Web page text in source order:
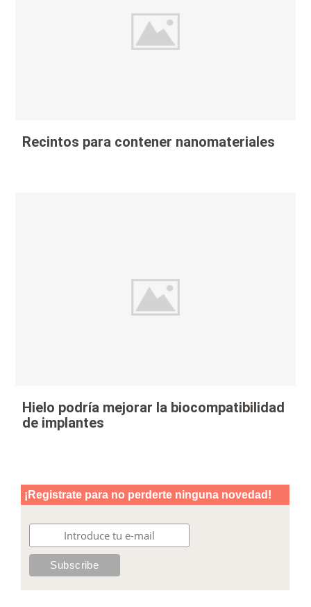
Recintos para contener nanomateriales
Hielo podría mejorar la biocompatibilidad
de implantes